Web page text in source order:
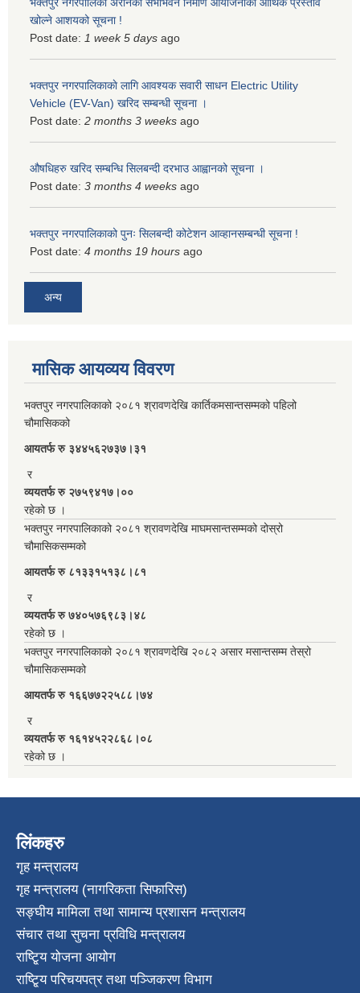
भक्तपुर नगरपालिका अरनिको सभाभवन निर्माण आयोजनाको आर्थिक प्रस्ताव
खोल्ने आशयको सूचना !
Post date: 1 week 5 days ago
भक्तपुर नगरपालिकाकाे लागि आवश्यक सवारी साधन Electric Utility
Vehicle (EV-Van) खरिद सम्बन्धी सूचना ।
Post date: 2 months 3 weeks ago
औषधिहरु खरिद सम्बन्धि सिलबन्दी दरभाउ आह्वानको सूचना ।
Post date: 3 months 4 weeks ago
भक्तपुर नगरपालिकाको पुनः सिलबन्दी कोटेशन आव्हानसम्बन्धी सूचना !
Post date: 4 months 19 hours ago
अन्य
मासिक आयव्यय विवरण
भक्तपुर नगरपालिकाको २०८१ श्रावणदेखि कार्तिकमसान्तसम्मको पहिलो
चौमासिकको
आयतर्फ रु‌ ३४४५६२७३७।३१
र
व्ययतर्फ रु २७५९४१७।००
रहेको छ ।
भक्तपुर नगरपालिकाको २०८१ श्रावणदेखि माघमसान्तसम्मको दोस्रो
चौमासिकसम्मको
आयतर्फ रु‌ ८१३३१५१३८।८१
र
व्ययतर्फ रु ७४०५७६९८३।४८
रहेको छ ।
भक्तपुर नगरपालिकाको २०८१ श्रावणदेखि २०८२ असार मसान्तसम्म तेस्रो
चौमासिकसम्मको
आयतर्फ रु‌ १६६७७२२५८८।७४
र
व्ययतर्फ रु १६१४५२२८६८।०८
रहेको छ ।
लिंकहरु
गृह मन्त्रालय
गृह मन्त्रालय (नागरिकता सिफारिस)
सङ्घीय मामिला तथा सामान्य प्रशासन मन्त्रालय
संचार तथा सुचना प्रविधि मन्त्रालय
राष्टि्ृय योजना आयोग
राष्टि्ृय परिचयपत्र तथा पञ्जिकरण विभाग